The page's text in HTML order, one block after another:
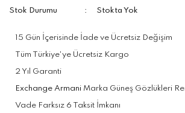
Stok Durumu
Stokta Yok
15 Gün İçerisinde İade ve Ücretsiz Değişim
Tüm Türkiye'ye Ücretsiz Kargo
2 Yıl Garanti
Exchange Armani Marka Güneş Gözlükleri
Vade Farksız 6 Taksit İmkanı